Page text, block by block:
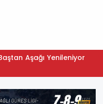
Aşağı Yenileniyor